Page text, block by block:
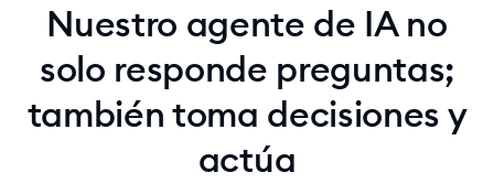
Nuestro agente de IA no
solo responde preguntas;
también toma decisiones y
actúa